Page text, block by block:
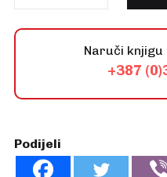
Naruči knjigu
+387
Podijeli